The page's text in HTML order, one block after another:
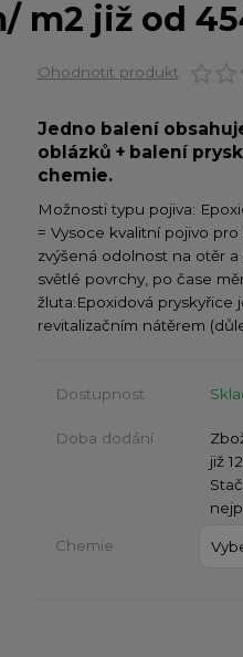
m2 již od
Ohodnotit produkt
Jedno balení
oblázků + balení
chemie.
Možnosti typu pojiva:
= Vysoce kvalitní pojivo
zvýšená odolnost na otěr
světlé povrchy, po čase
žluta.Epoxidová
revitalizačním nátěrem
Dostupnost
Doba dodání
již
Chemie